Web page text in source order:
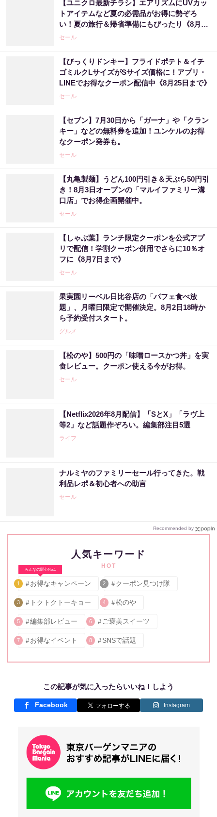
【ユニクロ最新チラシ】エアリズムにUVカッ
トアイテムなど夏の必需品がお得に勢ぞろ
い！夏の旅行＆帰省準備にもぴったり《8月6
日まで》
セール
【びっくりドンキー】フライドポテト＆イチ
ゴミルクLサイズがSサイズ価格に！アプリ・
LINEでお得なクーポン配信中《8月25日まで》
セール
【セブン】7月30日から「ガーナ」や「クラン
キー」などの無料券を追加！ユンケルのお得
なクーポン発券も。
セール
【丸亀製麺】うどん100円引き＆天ぷら50円引
き！8月3日オープンの「マルイファミリー溝
口店」でお得企画開催中。
セール
【しゃぶ葉】ランチ限定クーポンを公式アプ
リで配信！学割クーポン併用でさらに10％オ
フに《8月7日まで》
セール
果実園リーベル日比谷店の「パフェ食べ放
題」、月曜日限定で開催決定。8月2日18時か
ら予約受付スタート。
グルメ
【松のや】500円の「味噌ロースかつ丼」を実
食レビュー。クーポン使える今がお得。
セール
【Netflix2026年8月配信】「SとX」「ラヴ上
等2」など話題作ぞろい。編集部注目5選
ライフ
ナルミヤのファミリーセール行ってきた。戦
利品レポ＆初心者への助言
セール
Recommended by
人気キーワード
HOT
みんなの関心No.1
1 お得なキャンペーン 2 クーポン見つけ隊
3 トクトクトーキョー 4 松のや
5 編集部レビュー 6 ご褒美スイーツ
7 お得なイベント 8 SNSで話題
この記事が気に入ったらいいね！しよう
Facebook Instagram